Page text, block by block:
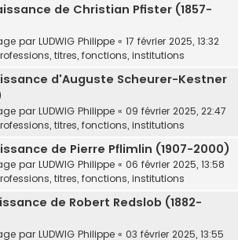
de Christian Pfister (1857-
par LUDWIG Philippe « 17 février 2025, 13:32
titres, fonctions, institutions
d'Auguste Scheurer-Kestner
par LUDWIG Philippe « 09 février 2025, 22:47
titres, fonctions, institutions
de Pierre Pflimlin (1907-2000)
par LUDWIG Philippe « 06 février 2025, 13:58
titres, fonctions, institutions
de Robert Redslob (1882-
par LUDWIG Philippe « 03 février 2025, 13:55